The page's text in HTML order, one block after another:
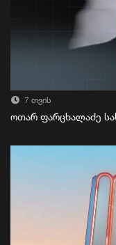
7 თვის
ოთარ ფარცხალაძე